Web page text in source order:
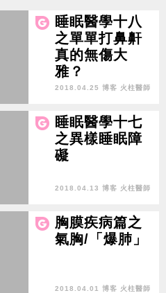
睡眠醫學十八
之單單打鼻鼾
真的無傷大
雅？
2018.04.25 博客 火柱醫師
睡眠醫學十七
之異樣睡眠障
礙
2018.04.13 博客 火柱醫師
胸膜疾病篇之
氣胸/「爆肺」
2018.04.01 博客 火柱醫師